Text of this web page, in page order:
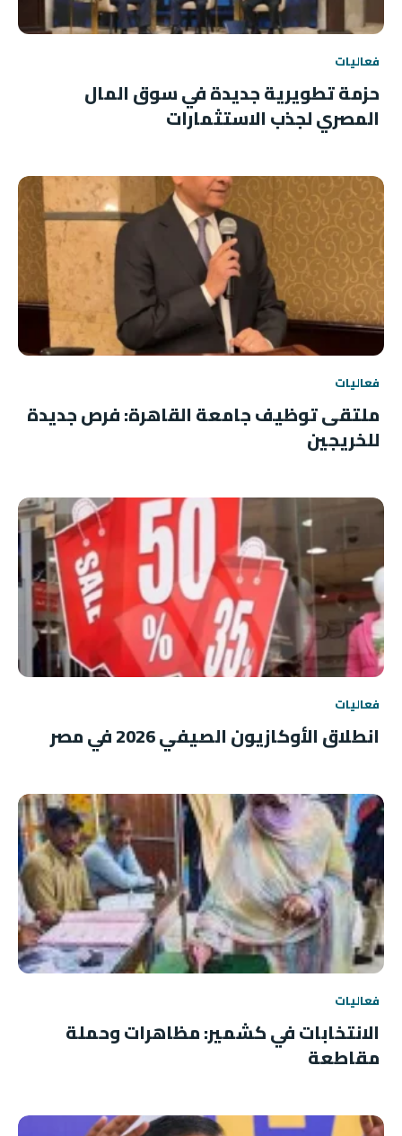
فعاليات
حزمة تطويرية جديدة في سوق المال
المصري لجذب الاستثمارات
فعاليات
ملتقى توظيف جامعة القاهرة: فرص جديدة
للخريجين
فعاليات
انطلاق الأوكازيون الصيفي 2026 في مصر
فعاليات
الانتخابات في كشمير: مظاهرات وحملة
مقاطعة